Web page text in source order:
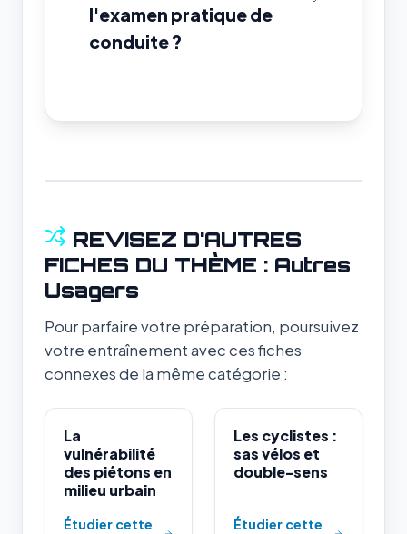
l'examen pratique de
conduite ?
REVISEZ D'AUTRES
FICHES DU THÈME : Autres
Usagers
Pour parfaire votre préparation, poursuivez
votre entraînement avec ces fiches
connexes de la même catégorie :
La
vulnérabilité
des piétons en
milieu urbain
Étudier cette
Les cyclistes :
sas vélos et
double-sens
Étudier cette